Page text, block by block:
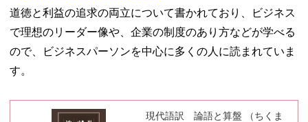
道徳と利益の追求の両立について書かれており、ビジネス
で理想のリーダー像や、企業の制度のあり方などが学べる
ので、ビジネスパーソンを中心に多くの人に読まれていま
す。
現代語訳 論語と算盤 （ちくま